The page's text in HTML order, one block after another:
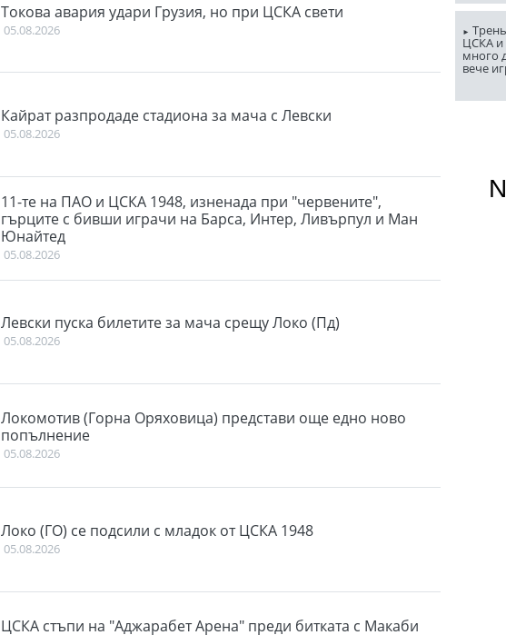
Токова авария удари Грузия, но при ЦСКА свети
05.08.2026
Кайрат разпродаде стадиона за мача с Левски
05.08.2026
11-те на ПАО и ЦСКА 1948, изненада при "червените",
гърците с бивши играчи на Барса, Интер, Ливърпул и Ман
Юнайтед
05.08.2026
Левски пуска билетите за мача срещу Локо (Пд)
05.08.2026
Локомотив (Горна Оряховица) представи още едно ново
попълнение
05.08.2026
Локо (ГО) се подсили с младок от ЦСКА 1948
05.08.2026
ЦСКА стъпи на "Аджарабет Арена" преди битката с Макаби
ЦСКА и
много
вече